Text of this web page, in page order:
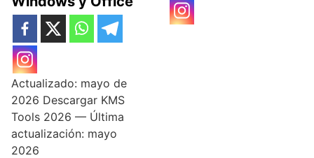
Actualizado: mayo de
2026 Descargar KMS
Tools 2026 — Última
actualización: mayo
2026